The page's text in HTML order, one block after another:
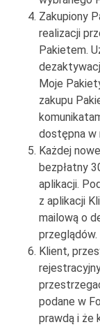
Zakupiony
realizacji
Pakietem.
Moje
zakupu
dostępna w
Każdej
bezpłatny
aplikacji.
z aplikacji
mailową o
przeglądów.
Klient,
podane w
prawdą i że